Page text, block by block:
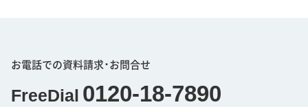
お電話での資料請求･お問合せ
FreeDial 0120-18-7890